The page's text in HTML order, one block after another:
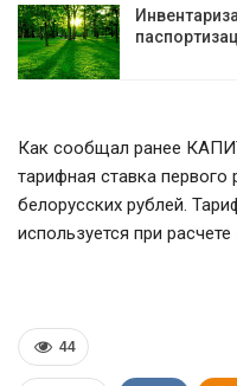
Как сообщал ранее
тарифная ставка первого
белорусских рублей.
используется при
44